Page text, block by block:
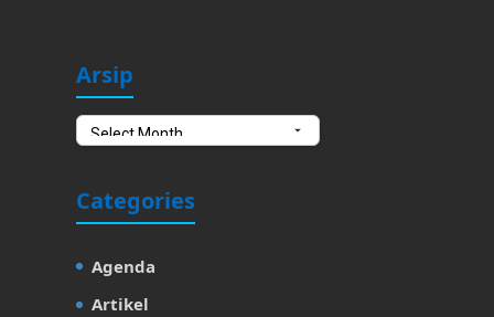
ArsipArsip
Categories
Agenda
Artikel